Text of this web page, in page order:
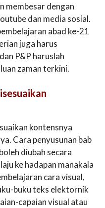
membesar dengan
dan media sosial.
abad ke-21
juga harus
P&P haruslah
zaman terkini.
kontensnya
Cara penyusunan bab
diubah secara
ke hadapan manakala
cara visual,
buku teks elektornik
capaian visual atau